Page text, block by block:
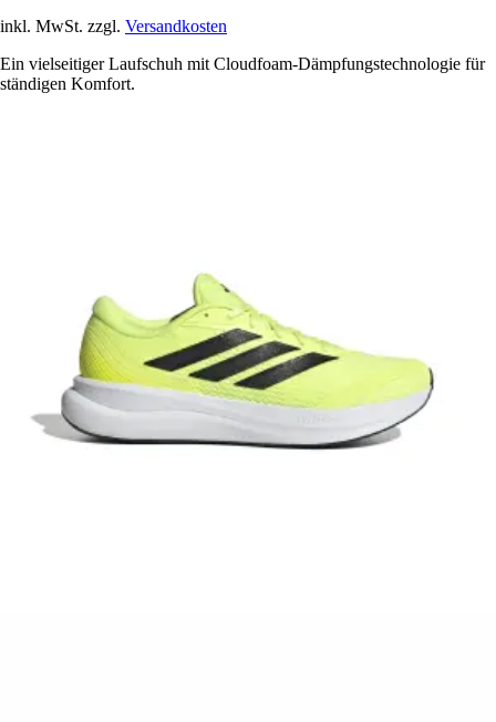
inkl. MwSt. zzgl. Versandkosten
Ein vielseitiger Laufschuh mit Cloudfoam-Dämpfungstechnologie für
ständigen Komfort.